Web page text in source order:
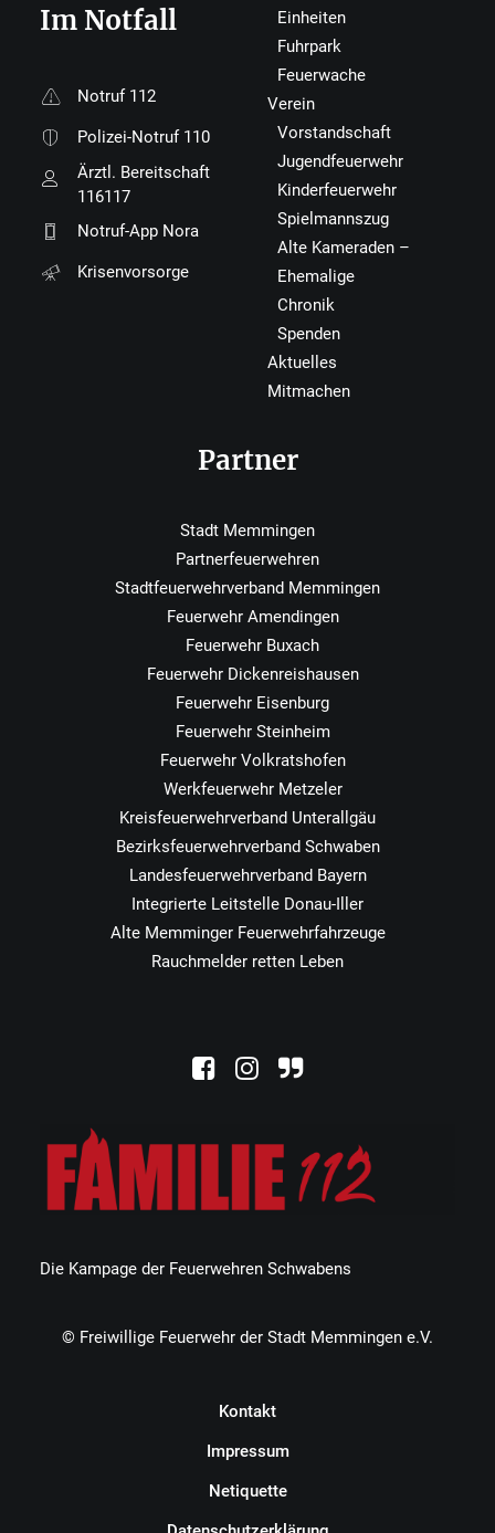
Die Kampage der Feuerwehren Schwabens
Im Notfall
Notruf 112
Polizei-Notruf 110
Ärztl. Bereitschaft
116117
Notruf-App Nora
Krisenvorsorge
Einheiten
Fuhrpark
Feuerwache
Verein
Vorstandschaft
Jugendfeuerwehr
Kinderfeuerwehr
Spielmannszug
Alte Kameraden –
Ehemalige
Chronik
Spenden
Aktuelles
Mitmachen
Partner
Stadt Memmingen
Partnerfeuerwehren
Stadtfeuerwehrverband Memmingen
Feuerwehr Amendingen
Feuerwehr Buxach
Feuerwehr Dickenreishausen
Feuerwehr Eisenburg
Feuerwehr Steinheim
Feuerwehr Volkratshofen
Werkfeuerwehr Metzeler
Kreisfeuerwehrverband Unterallgäu
Bezirksfeuerwehrverband Schwaben
Landesfeuerwehrverband Bayern
Integrierte Leitstelle Donau-Iller
Alte Memminger Feuerwehrfahrzeuge
Rauchmelder retten Leben
© Freiwillige Feuerwehr der Stadt Memmingen e.V.
Kontakt
Impressum
Netiquette